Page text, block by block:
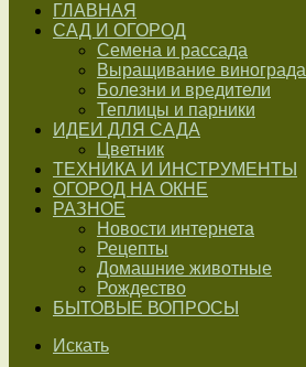
ГЛАВНАЯ
САД И ОГОРОД
Семена и рассада
Выращивание винограда
Болезни и вредители
Теплицы и парники
ИДЕИ ДЛЯ САДА
Цветник
ТЕХНИКА И ИНСТРУМЕНТЫ
ОГОРОД НА ОКНЕ
РАЗНОЕ
Новости интернета
Рецепты
Домашние животные
Рождество
БЫТОВЫЕ ВОПРОСЫ
Искать